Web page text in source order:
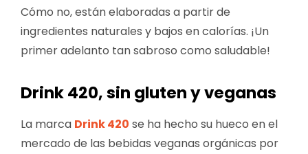
Cómo no, están elaboradas a partir de
ingredientes naturales y bajos en calorías. ¡Un
primer adelanto tan sabroso como saludable!
Drink 420, sin gluten y veganas
La marca Drink 420 se ha hecho su hueco en el
mercado de las bebidas veganas orgánicas por